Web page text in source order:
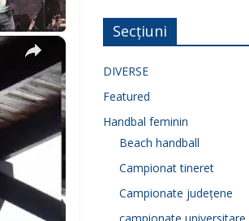
×
Secțiuni
DIVERSE
Featured
Handbal feminin
Beach handball
Campionat tineret
Campionate județene